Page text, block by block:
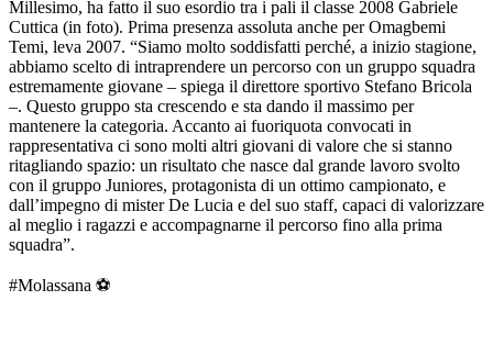
Millesimo, ha fatto il suo esordio tra i pali il classe 2008 Gabriele
Cuttica (in foto). Prima presenza assoluta anche per Omagbemi
Temi, leva 2007. “Siamo molto soddisfatti perché, a inizio stagione,
abbiamo scelto di intraprendere un percorso con un gruppo squadra
estremamente giovane – spiega il direttore sportivo Stefano Bricola
–. Questo gruppo sta crescendo e sta dando il massimo per
mantenere la categoria. Accanto ai fuoriquota convocati in
rappresentativa ci sono molti altri giovani di valore che si stanno
ritagliando spazio: un risultato che nasce dal grande lavoro svolto
con il gruppo Juniores, protagonista di un ottimo campionato, e
dall’impegno di mister De Lucia e del suo staff, capaci di valorizzare
al meglio i ragazzi e accompagnarne il percorso fino alla prima
squadra”.
#Molassana ⚽